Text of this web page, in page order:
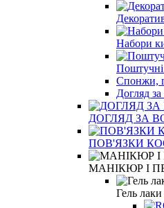
Набори
Поштучні
Спонжи,
Догляд
ДОГЛЯД ЗА
ПОВ'ЯЗКИ
МАНІКЮР І
Гель лаки